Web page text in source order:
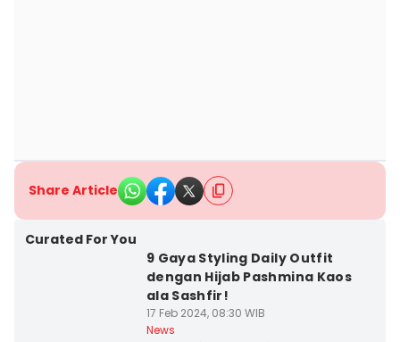
Share Article
Curated For You
9 Gaya Styling Daily Outfit
dengan Hijab Pashmina Kaos
ala Sashfir!
17 Feb 2024, 08:30 WIB
News